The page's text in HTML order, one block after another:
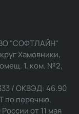
"СОФТЛАЙН"
Хамовники,
1, ком. №2,
/ ОКВЭД: 46.90
по перечню,
от 11 мая